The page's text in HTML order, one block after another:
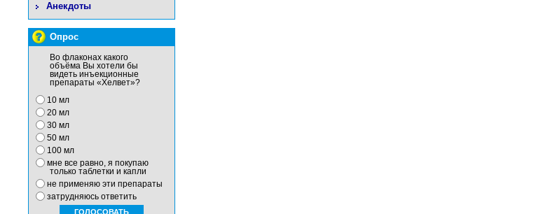
Анекдоты
Опрос
Во флаконах какого
объёма Вы хотели бы
видеть инъекционные
препараты «Хелвет»?
10 мл
20 мл
30 мл
50 мл
100 мл
мне все равно, я покупаю
только таблетки и капли
не применяю эти препараты
затрудняюсь ответить